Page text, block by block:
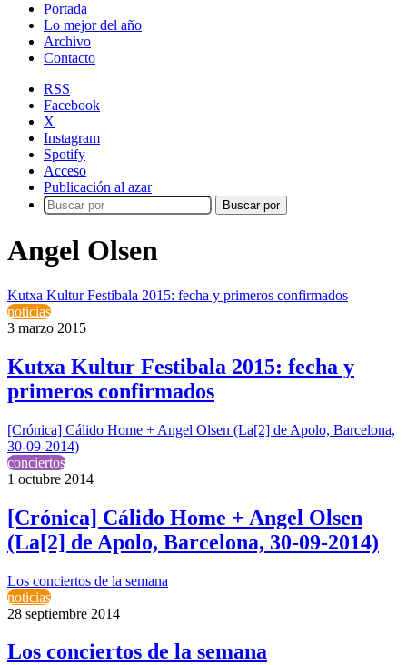
Portada
Lo mejor del año
Archivo
Contacto
RSS
Facebook
X
Instagram
Spotify
Acceso
Publicación al azar
Buscar por
Angel Olsen
Kutxa Kultur Festibala 2015: fecha y primeros confirmados
noticias
3 marzo 2015
Kutxa Kultur Festibala 2015: fecha y
primeros confirmados
[Crónica] Cálido Home + Angel Olsen (La[2] de Apolo, Barcelona,
30-09-2014)
conciertos
1 octubre 2014
[Crónica] Cálido Home + Angel Olsen
(La[2] de Apolo, Barcelona, 30-09-2014)
Los conciertos de la semana
noticias
28 septiembre 2014
Los conciertos de la semana